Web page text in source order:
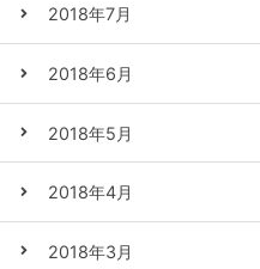
2018年7月
2018年6月
2018年5月
2018年4月
2018年3月